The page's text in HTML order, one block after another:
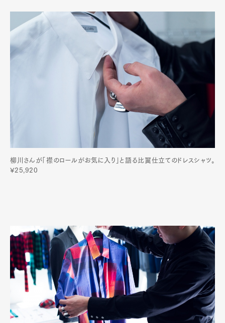
柳川さんが「襟のロールがお気に入り」と語る比翼仕立てのドレスシャツ。
¥25,920